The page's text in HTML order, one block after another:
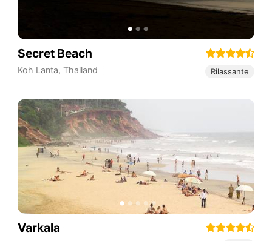
Secret Beach
Koh Lanta, Thailand Rilassante
Varkala